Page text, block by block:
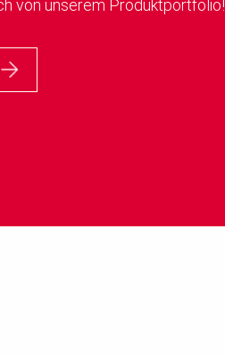
von unserem Produktportfolio!